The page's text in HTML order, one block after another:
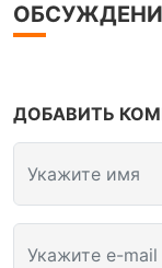
ДОБАВИТЬ
Укажите имя
Укажите e-mail